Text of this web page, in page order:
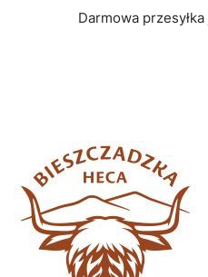
Darmowa